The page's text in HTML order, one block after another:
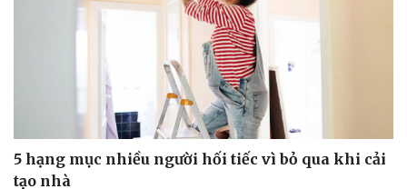
Săn Tour
check-in
Câu chuyện thời
Đọc truyện đêm
5 hạng mục nhiều người hối tiếc vì bỏ qua khi cải
tạo nhà